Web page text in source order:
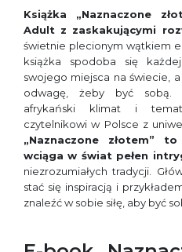
Książka „Naznaczone
Adult z zaskakującymi
świetnie plecionym wątkiem
książka spodoba się
swojego miejsca na świecie,
odwagę, żeby być sobą.
afrykański klimat i
czytelnikowi w Polsce z
„Naznaczone złotem”
wciąga w świat pełen
niezrozumiałych tradycji.
stać się inspiracją i
znaleźć w sobie siłę, aby być